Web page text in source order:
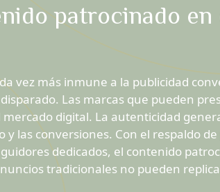
patrocinado en
vez más inmune a la publicidad
Las marcas que pueden
digital. La autenticidad
las conversiones. Con el respaldo
dedicados, el contenido
tradicionales no pueden